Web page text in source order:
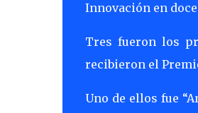
Innovación en
Tres fueron los
recibieron el
Uno de ellos fue